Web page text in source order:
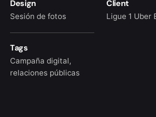
Design
Sesión de fotos
Client
Ligue 1 Uber
Tags
Campaña digital,
relaciones públicas